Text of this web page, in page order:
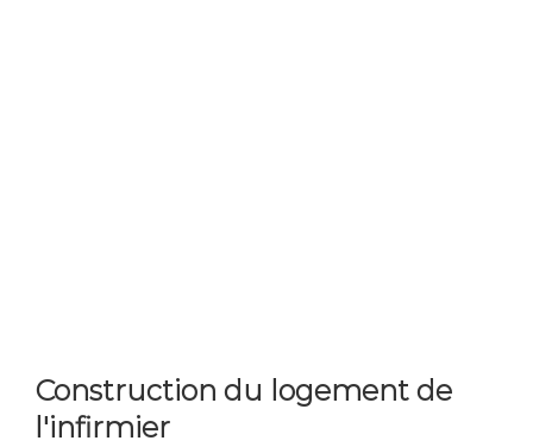
Construction du logement de
l'infirmier